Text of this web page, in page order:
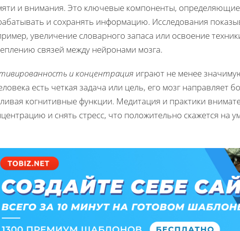
и внимания. Это ключевые компоненты, определяющие
и сохранять информацию. Исследования
увеличение словарного запаса или освоение
связей между нейронами мозга.
и концентрация играют не менее
есть четкая задача или цель, его мозг направляет
когнитивные функции. Медитация и практики
и снять стресс, что положительно скажется на